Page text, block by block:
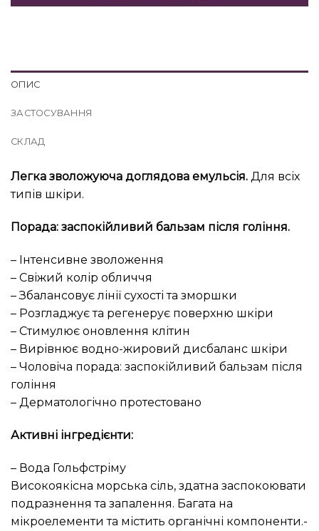
ОПИС
ЗАСТОСУВАННЯ
СКЛАД
Легка зволожуюча доглядова емульсія. Для всіх
типів шкіри.
Порада: заспокійливий бальзам після гоління.
– Інтенсивне зволоження
– Свіжий колір обличчя
– Збалансовує лінії сухості та зморшки
– Розгладжує та регенерує поверхню шкіри
– Стимулює оновлення клітин
– Вирівнює водно-жировий дисбаланс шкіри
– Чоловіча порада: заспокійливий бальзам після
гоління
– Дерматологічно протестовано
Активні інгредієнти:
– Вода Гольфстріму
Високоякісна морська сіль, здатна заспокоювати
подразнення та запалення. Багата на
мікроелементи та містить органічні компоненти.-